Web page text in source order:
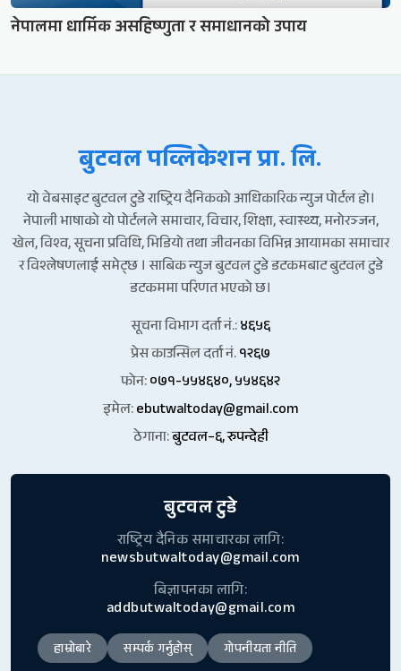
नेपालमा धार्मिक असहिष्णुता र समाधानको उपाय
बुटवल पव्लिकेशन प्रा. लि.
यो वेबसाइट बुटवल टुडे राष्ट्रिय दैनिकको आधिकारिक न्युज पोर्टल हो।
नेपाली भाषाको यो पोर्टलले समाचार, विचार, शिक्षा, स्वास्थ्य, मनोरञ्जन,
खेल, विश्व, सूचना प्रविधि, भिडियो तथा जीवनका विभिन्न आयामका समाचार
र विश्लेषणलाई समेट्छ । साबिक न्युज बुटवल टुडे डटकमबाट बुटवल टुडे
डटकममा परिणत भएको छ।
सूचना विभाग दर्ता नं.:४६५६
प्रेस काउन्सिल दर्ता नं.१२६७
फोन:०७१-५५४६४०, ५५४६४२
इमेल:ebutwaltoday@gmail.com
ठेगाना:बुटवल–६, रुपन्देही
बुटवल टुडे
राष्ट्रिय दैनिक समाचारका लागि:
newsbutwaltoday@gmail.com
बिज्ञापनका लागि:
addbutwaltoday@gmail.com
हाम्रोबारे सम्पर्क गर्नुहोस् गोपनीयता नीति